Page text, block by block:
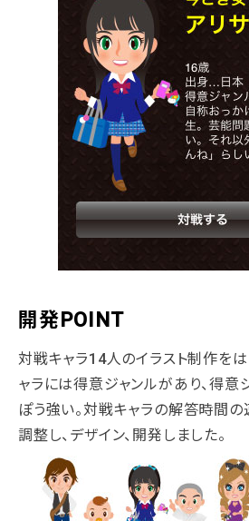
開発POINT
対戦キャラ14人のイラスト制作を
ャラには得意ジャンルがあり、得意
ぽう強い。対戦キャラの解答時間
調整し、デザイン、開発しました。